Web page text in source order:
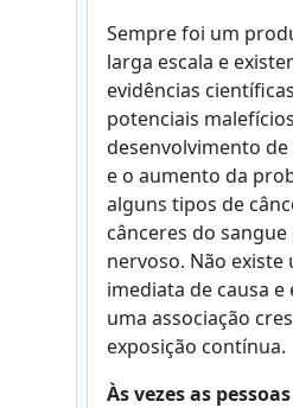
Sempre foi um
larga escala e
evidências
potenciais
desenvolvimento
e o aumento da
alguns tipos de
cânceres do
nervoso. Não existe
imediata de causa
uma associação
exposição contínua.
Às vezes as